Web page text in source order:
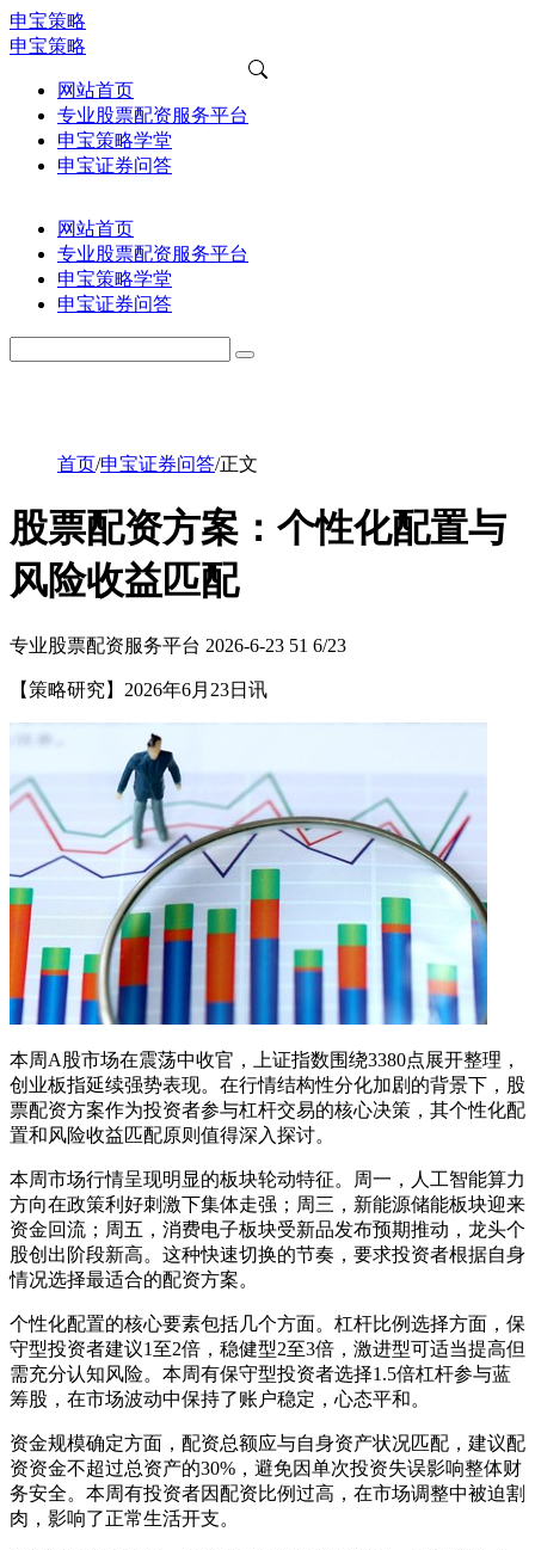
申宝策略
申宝策略
网站首页
专业股票配资服务平台
申宝策略学堂
申宝证券问答
网站首页
专业股票配资服务平台
申宝策略学堂
申宝证券问答
首页/申宝证券问答/正文
股票配资方案：个性化配置与
风险收益匹配
专业股票配资服务平台 2026-6-23 51 6/23
【策略研究】2026年6月23日讯
本周A股市场在震荡中收官，上证指数围绕3380点展开整理，
创业板指延续强势表现。在行情结构性分化加剧的背景下，股
票配资方案作为投资者参与杠杆交易的核心决策，其个性化配
置和风险收益匹配原则值得深入探讨。
本周市场行情呈现明显的板块轮动特征。周一，人工智能算力
方向在政策利好刺激下集体走强；周三，新能源储能板块迎来
资金回流；周五，消费电子板块受新品发布预期推动，龙头个
股创出阶段新高。这种快速切换的节奏，要求投资者根据自身
情况选择最适合的配资方案。
个性化配置的核心要素包括几个方面。杠杆比例选择方面，保
守型投资者建议1至2倍，稳健型2至3倍，激进型可适当提高但
需充分认知风险。本周有保守型投资者选择1.5倍杠杆参与蓝
筹股，在市场波动中保持了账户稳定，心态平和。
资金规模确定方面，配资总额应与自身资产状况匹配，建议配
资资金不超过总资产的30%，避免因单次投资失误影响整体财
务安全。本周有投资者因配资比例过高，在市场调整中被迫割
肉，影响了正常生活开支。